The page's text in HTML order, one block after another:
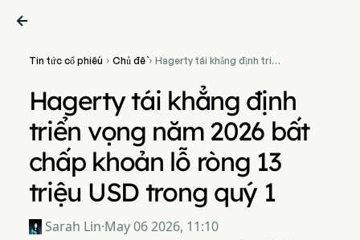

Tin tức cổ phiếu  Chủ đề Hagerty tái khẳng định triển
khoản lỗ ròng 13 triệu USD
trong quý 1
Hagerty tái khẳng định
triển vọng năm 2026 bất
chấp khoản lỗ ròng 13
triệu USD trong quý 1
Sarah Lin·May 06 2026, 11:10